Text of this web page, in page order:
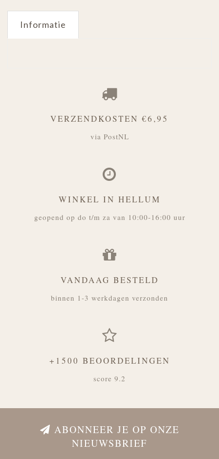
Informatie
VERZENDKOSTEN €6,95
via PostNL
WINKEL IN HELLUM
geopend op do t/m za van 10:00-16:00 uur
VANDAAG BESTELD
binnen 1-3 werkdagen verzonden
+1500 BEOORDELINGEN
score 9.2
ABONNEER JE OP ONZE
NIEUWSBRIEF